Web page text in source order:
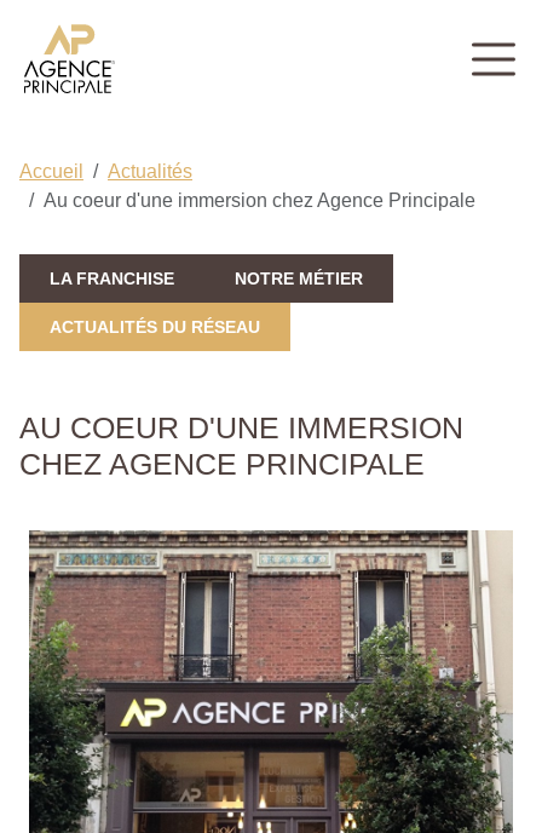
Accueil
Actualités
Au coeur d'une immersion chez Agence Principale
LA FRANCHISE NOTRE MÉTIER
ACTUALITÉS DU RÉSEAU
AU COEUR D'UNE IMMERSION
CHEZ AGENCE PRINCIPALE